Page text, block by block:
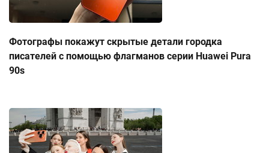
Фотографы покажут скрытые детали городка
писателей с помощью флагманов серии Huawei Pura
90s